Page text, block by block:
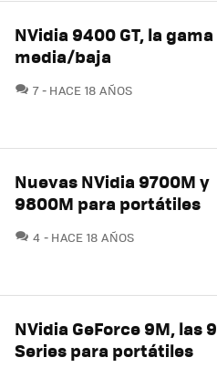
NVidia 9400 GT, la gama
media/baja
7COMENTARIOS
HACE 18 AÑOS
Nuevas NVidia 9700M y
9800M para portátiles
4 COMENTARIOS
HACE 18 AÑOS
NVidia GeForce 9M, las 9
Series para portátiles